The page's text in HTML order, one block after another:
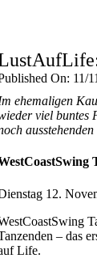
On: 11/
ehemaligen
viel buntes
12.
– das
Life.